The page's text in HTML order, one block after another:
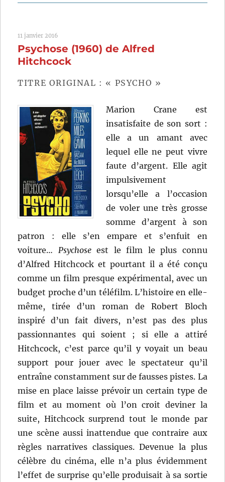
Frantic
Polanski
11 janvier 2016
Psychose (1960) de Alfred
Hitchcock
TITRE ORIGINAL : « PSYCHO »
Marion Crane est
insatisfaite de son sort :
elle a un amant avec
lequel elle ne peut vivre
faute d’argent. Elle agit
impulsivement
lorsqu’elle a l’occasion
de voler une très grosse
somme d’argent à son
patron : elle s’en empare et s’enfuit en
voiture… Psychoseest le film le plus connu
d’Alfred Hitchcock et pourtant il a été conçu
comme un film presque expérimental, avec un
budget proche d’un téléfilm. L’histoire en elle-
même, tirée d’un roman de Robert Bloch
inspiré d’un fait divers, n’est pas des plus
passionnantes qui soient ; si elle a attiré
Hitchcock, c’est parce qu’il y voyait un beau
support pour jouer avec le spectateur qu’il
entraîne constamment sur de fausses pistes. La
mise en place laisse prévoir un certain type de
film et au moment où l’on croit deviner la
suite, Hitchcock surprend tout le monde par
une scène aussi inattendue que contraire aux
règles narratives classiques. Devenue la plus
célèbre du cinéma, elle n’a plus évidemment
l’effet de surprise qu’elle produisait à sa sortie